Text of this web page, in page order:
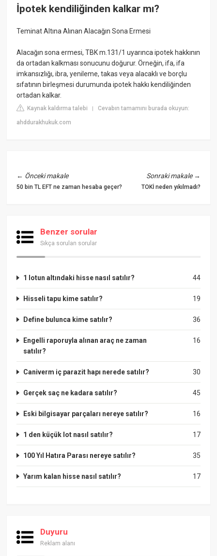
İpotek kendiliğinden kalkar mı?
Teminat Altına Alınan Alacağın Sona Ermesi
Alacağın sona ermesi, TBK m.131/1 uyarınca ipotek hakkının
da ortadan kalkması sonucunu doğurur. Örneğin, ifa, ifa
imkansızlığı, ibra, yenileme, takas veya alacaklı ve borçlu
sıfatının birleşmesi durumunda ipotek hakkı kendiliğinden
ortadan kalkar.
Kaynak kaldırma talebi |Cevabın tamamını burada okuyun:
ahddurakhukuk.com
← Önceki makale
50 bin TL EFT ne zaman hesaba geçer?
Sonraki makale→
TOKİ neden yıkılmadı?
Benzer sorular
Sıkça sorulan sorular
44
1 lotun altındaki hisse nasıl satılır?
19
Hisseli tapu kime satılır?
36
Define bulunca kime satılır?
16
Engelli raporuyla alınan araç ne zaman
satılır?
30
Caniverm iç parazit hapı nerede satılır?
45
Gerçek saç ne kadara satılır?
16
Eski bilgisayar parçaları nereye satılır?
17
1 den küçük lot nasıl satılır?
35
100 Yıl Hatıra Parası nereye satılır?
17
Yarım kalan hisse nasıl satılır?
Duyuru
Reklam alanı